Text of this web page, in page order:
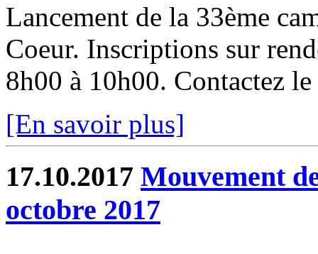
Lancement de la 33ème
Coeur. Inscriptions sur
8h00 à 10h00. Contactez
[En savoir plus]
17.10.2017 Mouvement
octobre 2017